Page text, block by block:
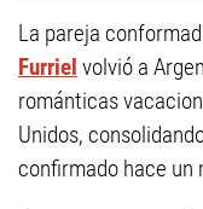
La pareja
Furriel volvió a
románticas
Unidos,
confirmado hace un